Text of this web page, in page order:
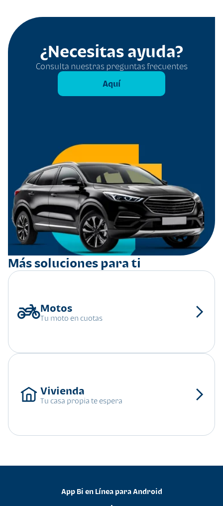
¿Necesitas ayuda?
Consulta nuestras preguntas frecuentes
Aquí
Más soluciones para ti
Tu moto en cuotas
Tu casa propia te espera
App Bi en Línea para Android